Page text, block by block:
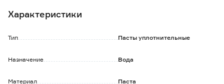
Используется только вместе со льном или уплотняющей
водоснабжения и отопления.
Характеристики
Тип Пасты уплотнительные
Назначение Вода
Материал Паста